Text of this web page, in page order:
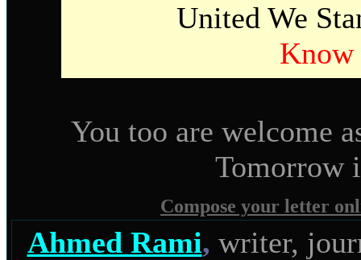
United We
Know
You too are welcome
Tomorrow
Compose your letter
Ahmed Rami, writer,